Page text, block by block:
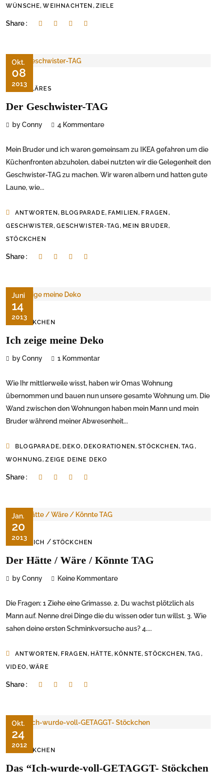
WÜNSCHE,WEIHNACHTEN , ZIELE
Share :
Okt.
08
2013
FAMILÄRES
Der Geschwister-TAG
by Conny 4 Kommentare
Mein Bruder und ich waren gemeinsam zu IKEA gefahren um die
Küchenfronten abzuholen, dabei nutzten wir die Gelegenheit den
Geschwister-TAG zu machen. Wir waren albern und hatten gute
Laune, wie...
ANTWORTEN , BLOGPARADE, FAMILIEN, FRAGEN ,
GESCHWISTER,GESCHWISTER-TAG, MEIN BRUDER,
STÖCKCHEN
Share :
Juni
14
2013
STÖCKCHEN
Ich zeige meine Deko
by Conny 1 Kommentar
Wie Ihr mittlerweile wisst, haben wir Omas Wohnung
übernommen und bauen nun unsere gesamte Wohnung um. Die
Wand zwischen den Wohnungen haben mein Mann und mein
Bruder während meiner Abwesenheit...
BLOGPARADE, DEKO, DEKORATIONEN,STÖCKCHEN,TAG ,
WOHNUNG,ZEIGE DEINE DEKO
Share :
Jan.
20
2013
JUST ICH / STÖCKCHEN
Der Hätte / Wäre / Könnte TAG
by Conny Keine Kommentare
Die Fragen: 1 Ziehe eine Grimasse. 2. Du wachst plötzlich als
Mann auf. Nenne drei Dinge die du wissen oder tun willst. 3. Wie
sahen deine ersten Schminkversuche aus? 4....
ANTWORTEN , FRAGEN, HÄTTE, KÖNNTE,STÖCKCHEN,TAG ,
VIDEO, WÄRE
Share :
Okt.
24
2012
STÖCKCHEN
Das “Ich-wurde-voll-GETAGGT- Stöckchen